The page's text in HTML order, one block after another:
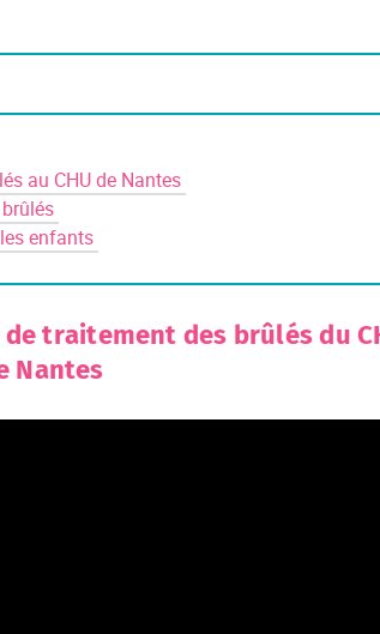
au CHU de Nantes
enfants
traitement des brûlés du
Nantes